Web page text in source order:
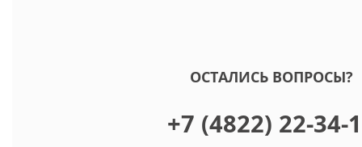
ОСТАЛИСЬ ВОПРОСЫ?
+7 (4822) 22-34-